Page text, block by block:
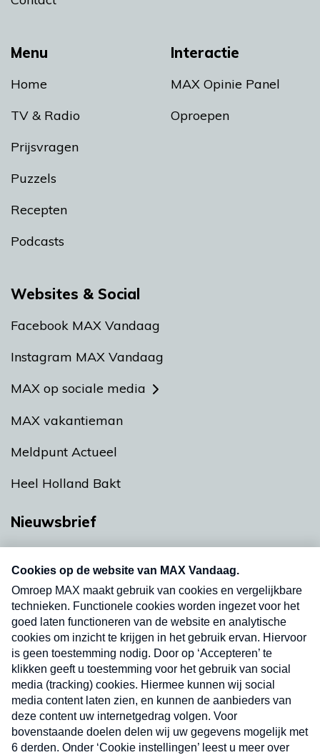
Menu
Home
TV & Radio
Prijsvragen
Puzzels
Recepten
Podcasts
Interactie
MAX Opinie Panel
Oproepen
Websites & Social
Facebook MAX Vandaag
Instagram MAX Vandaag
MAX op sociale media
MAX vakantieman
Meldpunt Actueel
Heel Holland Bakt
Nieuwsbrief
nieuwsbrief. Elke vrijdag- en dinsdagochtend in
uw mailbox.
Verzend